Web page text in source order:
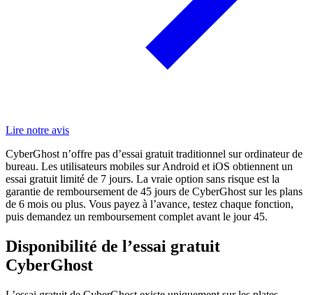
Lire notre avis
CyberGhost n’offre pas d’essai gratuit traditionnel sur ordinateur de
bureau. Les utilisateurs mobiles sur Android et iOS obtiennent un
essai gratuit limité de 7 jours. La vraie option sans risque est la
garantie de remboursement de 45 jours de CyberGhost sur les plans
de 6 mois ou plus. Vous payez à l’avance, testez chaque fonction,
puis demandez un remboursement complet avant le jour 45.
Disponibilité de l’essai gratuit
CyberGhost